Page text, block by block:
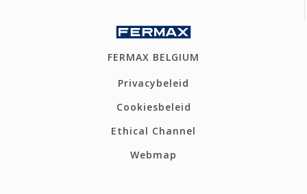
FERMAX BELGIUM
Privacybeleid
Cookiesbeleid
Ethical Channel
Webmap